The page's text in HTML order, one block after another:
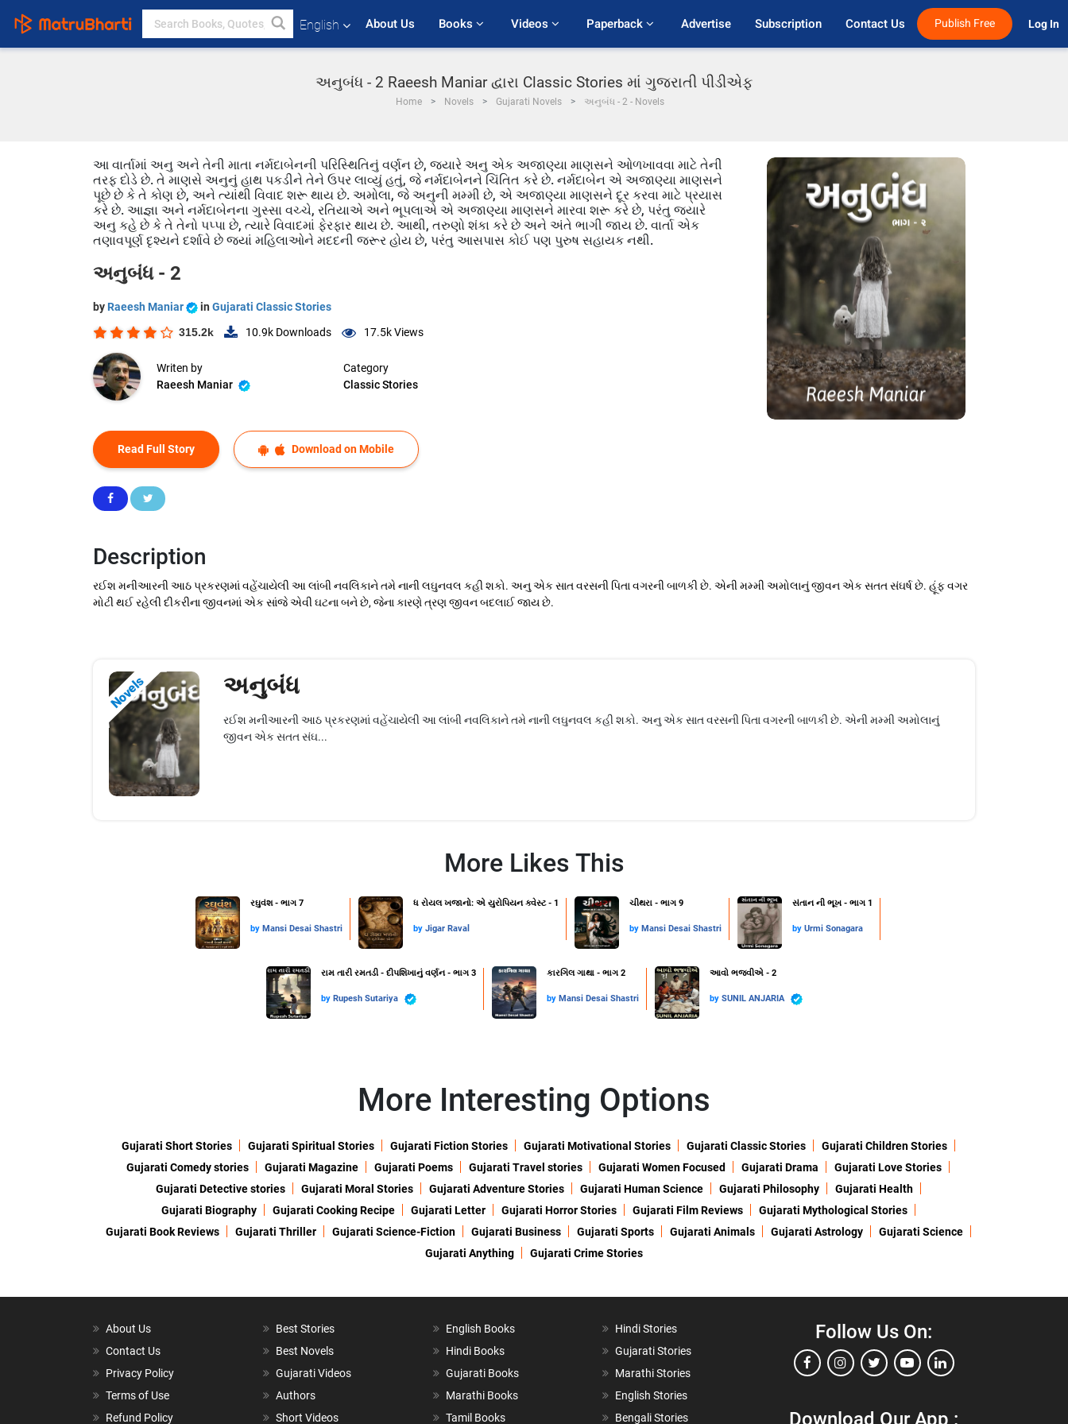
English About Us Books Videos Paperback Advertise Subscription Contact Us Publish Free Log In
અનુબંધ - 2 Raeesh Maniar દ્વારા Classic Stories માં ગુજરાતી પીડીએફ
Home Novels Gujarati Novels અનુબંધ - 2 - Novels
આ વાર્તામાં અનુ અને તેની માતા નર્મદાબેનની પરિસ્થિતિનું વર્ણન છે, જ્યારે અનુ એક અજાણ્યા માણસને ઓળખાવવા માટે તેની
તરફ દોડે છે. તે માણસે અનુનું હાથ પકડીને તેને ઉપર લાવ્યું હતું, જે નર્મદાબેનને ચિંતિત કરે છે. નર્મદાબેન એ અજાણ્યા માણસને
પૂછે છે કે તે કોણ છે, અને ત્યાંથી વિવાદ શરૂ થાય છે. અમોલા, જે અનુની મમ્મી છે, એ અજાણ્યા માણસને દૂર કરવા માટે પ્રયાસ
કરે છે. આજ્ઞા અને નર્મદાબેનના ગુસ્સા વચ્ચે, રતિયાએ અને ભૂપલાએ એ અજાણ્યા માણસને મારવા શરૂ કરે છે, પરંતુ જયારે
અનુ કહે છે કે તે તેનો પપ્પા છે, ત્યારે વિવાદમાં ફેરફાર થાય છે. આથી, તરુણો શંકા કરે છે અને અંતે ભાગી જાય છે. વાર્તા એક
તણાવપૂર્ણ દૃશ્યને દર્શાવે છે જ્યાં મહિલાઓને મદદની જરૂર હોય છે, પરંતુ આસપાસ કોઈ પણ પુરુષ સહાયક નથી.
અનુબંધ - 2
by Raeesh Maniar in Gujarati Classic Stories
315.2k 10.9k Downloads 17.5kViews
Writen by
Raeesh Maniar
Category
Classic Stories
Read Full Story Download on Mobile
Description
રઈશ મનીઆરની આઠ પ્રકરણમાં વહેંચાયેલી આ લાંબી નવલિકાને તમે નાની લઘુનવલ કહી શકો. અનુ એક સાત વરસની પિતા વગરની બાળકી છે. એની મમ્મી અમોલાનું જીવન એક સતત સંઘર્ષ છે. હૂંફ વગર
મોટી થઈ રહેલી દીકરીના જીવનમાં એક સાંજે એવી ઘટના બને છે, જેના કારણે ત્રણ જીવન બદલાઈ જાય છે.
Novels અનુબંધ
રઈશ મનીઆરની આઠ પ્રકરણમાં વહેંચાયેલી આ લાંબી નવલિકાને તમે નાની લઘુનવલ કહી શકો. અનુ એક સાત વરસની પિતા વગરની બાળકી છે. એની મમ્મી અમોલાનું
જીવન એક સતત સંઘ...
More Likes This
રઘુવંશ - ભાગ 7
by Mansi Desai Shastri
ધ રોયલ ખજાનો: એ યુરોપિયન ક્વેસ્ટ - 1
by Jigar Raval
ચીથરા - ભાગ 9
by Mansi Desai Shastri
સંતાન ની ભૂખ - ભાગ 1
by Urmi Sonagara
રામ તારી રમતડી - દીપશિખાનું વર્ણન - ભાગ 3
by Rupesh Sutariya
કારગિલ ગાથા - ભાગ 2
by Mansi Desai Shastri
આવો ભજવીએ - 2
by SUNIL ANJARIA
More Interesting Options
Gujarati Short Stories Gujarati Spiritual Stories Gujarati Fiction Stories Gujarati Motivational Stories Gujarati Classic Stories
Gujarati Children Stories
Gujarati Comedy stories
Gujarati Magazine Gujarati Poems Gujarati Travel stories Gujarati Women Focused Gujarati Drama
Gujarati Love Stories
Gujarati Detective stories
Gujarati Moral Stories Gujarati Adventure Stories Gujarati Human Science Gujarati Philosophy
Gujarati Health
Gujarati Biography
Gujarati Cooking Recipe Gujarati Letter Gujarati Horror Stories Gujarati Film Reviews
Gujarati Mythological Stories
Gujarati Book Reviews
Gujarati Thriller Gujarati Science-Fiction Gujarati Business Gujarati Sports Gujarati Animals Gujarati Astrology
Gujarati Science
Gujarati Anything
Gujarati Crime Stories
About Us
Contact Us
Privacy Policy
Terms of Use
Refund Policy
Best Stories
Best Novels
Gujarati Videos
Authors
Short Videos
English Books
Hindi Books
Gujarati Books
Marathi Books
Tamil Books
Hindi Stories
Gujarati Stories
Marathi Stories
English Stories
Bengali Stories
Follow Us On:
Download Our App :